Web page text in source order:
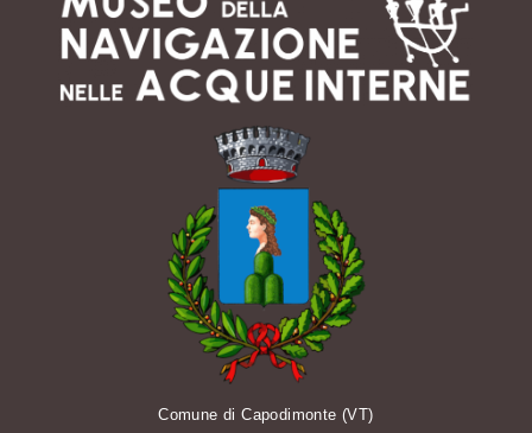
Comune di Capodimonte (VT)